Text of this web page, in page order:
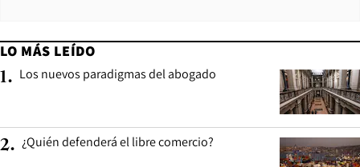
LO MÁS LEÍDO
1. Los nuevos paradigmas del abogado
2. ¿Quién defenderá el libre comercio?